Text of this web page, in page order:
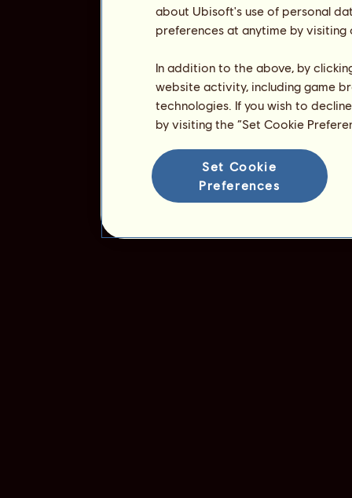
about Ubisoft's use of personal
preferences at anytime by
In addition to the above, by
website activity, including game
technologies. If you wish to
by visiting the “Set Cookie
Set Cookie
Preferences